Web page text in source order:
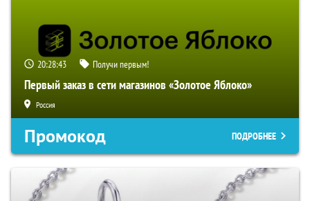
20:28:42 Получи первым!
Первый заказ в сети магазинов «Золотое Яблоко»
Россия
Промокод ПОДРОБНЕЕ